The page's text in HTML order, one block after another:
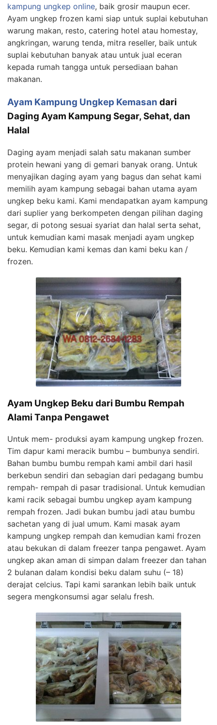
kampung ungkep online, baik grosir maupun ecer.
Ayam ungkep frozen kami siap untuk suplai kebutuhan
warung makan, resto, catering hotel atau homestay,
angkringan, warung tenda, mitra reseller, baik untuk
suplai kebutuhan banyak atau untuk jual eceran
kepada rumah tangga untuk persediaan bahan
makanan.
Ayam Kampung Ungkep Kemasan dari
Daging Ayam Kampung Segar, Sehat, dan
Halal
Daging ayam menjadi salah satu makanan sumber
protein hewani yang di gemari banyak orang. Untuk
menyajikan daging ayam yang bagus dan sehat kami
memilih ayam kampung sebagai bahan utama ayam
ungkep beku kami. Kami mendapatkan ayam kampung
dari suplier yang berkompeten dengan pilihan daging
segar, di potong sesuai syariat dan halal serta sehat,
untuk kemudian kami masak menjadi ayam ungkep
beku. Kemudian kami kemas dan kami beku kan /
frozen.
Ayam Ungkep Beku dari Bumbu Rempah
Alami Tanpa Pengawet
Untuk mem- produksi ayam kampung ungkep frozen.
Tim dapur kami meracik bumbu – bumbunya sendiri.
Bahan bumbu bumbu rempah kami ambil dari hasil
berkebun sendiri dan sebagian dari pedagang bumbu
rempah- rempah di pasar tradisional. Untuk kemudian
kami racik sebagai bumbu ungkep ayam kampung
rempah frozen. Jadi bukan bumbu jadi atau bumbu
sachetan yang di jual umum. Kami masak ayam
kampung ungkep rempah dan kemudian kami frozen
atau bekukan di dalam freezer tanpa pengawet. Ayam
ungkep akan aman di simpan dalam freezer dan tahan
2 bulanan dalam kondisi beku dalam suhu (– 18)
derajat celcius. Tapi kami sarankan lebih baik untuk
segera mengkonsumsi agar selalu fresh.